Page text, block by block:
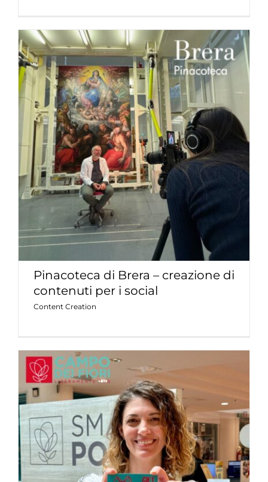
Pinacoteca di Brera – creazione di
contenuti per i social
Content Creation
Pinacoteca di Brera – creazione di
contenuti per i social
Content Creation
Centro Commerciale Campo dei
Fiori – content creation e social
media management